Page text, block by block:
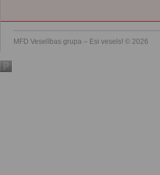
MFD Veselības grupa – Esi vesels! © 2026